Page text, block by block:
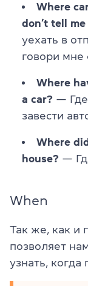
Where
don’t tell
уехать в
говори мне
Where
a car? — Где
завести
Where
house? —
When
Так же, как и
позволяет
узнать,